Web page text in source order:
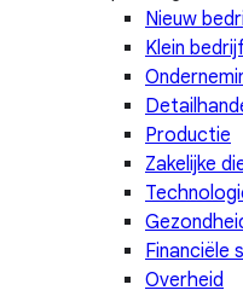
Nieuw
Klein bedrijf
Productie
Zakelijke
Financiële
Overheid